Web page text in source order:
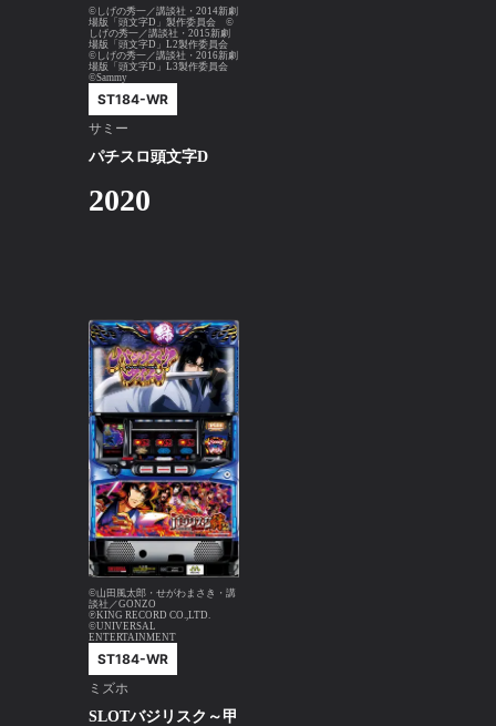
©しげの秀一／講談社・2014新劇
場版「頭文字D」製作委員会 ©
しげの秀一／講談社・2015新劇
場版「頭文字D」L2製作委員会
©しげの秀一／講談社・2016新劇
場版「頭文字D」L3製作委員会
©Sammy
ST184-WR
サミー
パチスロ頭文字D
2020
©山田風太郎・せがわまさき・講
談社／GONZO
℗KING RECORD CO.,LTD.
©UNIVERSAL
ENTERTAINMENT
ST184-WR
ミズホ
SLOTバジリスク～甲